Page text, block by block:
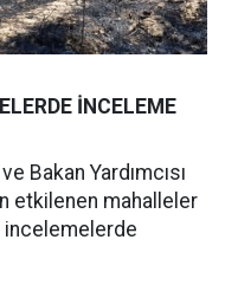
İNCELEME
Bakan Yardımcısı
etkilenen mahalleler
incelemelerde